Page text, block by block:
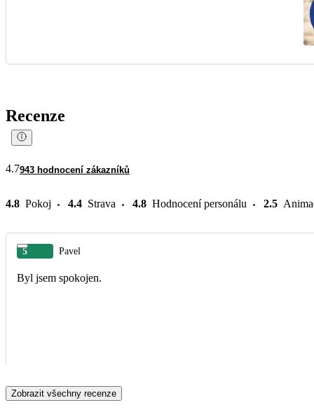
Recenze
4.7943 hodnocení zákazníků
4.8 Pokoj 4.4 Strava 4.8 Hodnocení personálu 2.5
5 Pavel
Byl jsem spokojen.
Zobrazit všechny recenze